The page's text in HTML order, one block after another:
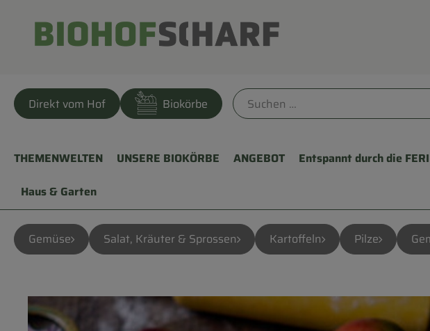
Direkt vom Hof Biokörbe
THEMENWELTEN UNSERE BIOKÖRBE ANGEBOT Entspannt durch die
Haus & Garten
Gemüse Salat, Kräuter & Sprossen Kartoffeln Pilze